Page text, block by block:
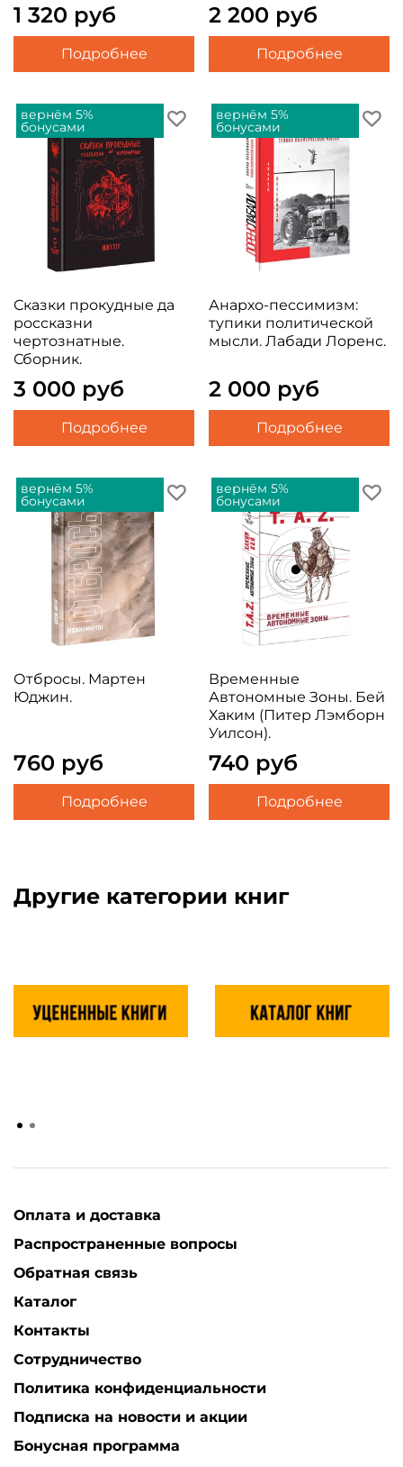
1 320 руб
Подробнее
2 200 руб
Подробнее
вернём 5%
бонусами
Сказки прокудные да
россказни
чертознатные.
Сборник.
3 000 руб
Подробнее
вернём 5%
бонусами
Анархо-пессимизм:
тупики политической
мысли. Лабади Лоренс.
2 000 руб
Подробнее
вернём 5%
бонусами
Отбросы. Мартен
Юджин.
760 руб
Подробнее
вернём 5%
бонусами
Временные
Автономные Зоны. Бей
Хаким (Питер Лэмборн
Уилсон).
740 руб
Подробнее
Другие категории книг
Оплата и доставка
Распространенные вопросы
Обратная связь
Каталог
Контакты
Сотрудничество
Политика конфиденциальности
Подписка на новости и акции
Бонусная программа